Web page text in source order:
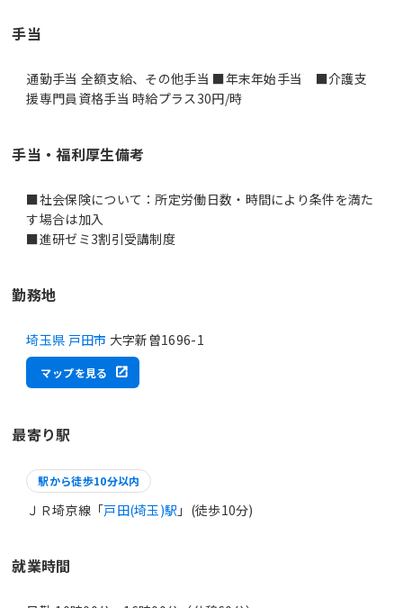
手当
通勤手当 全額支給、その他手当 ■年末年始手当 ■介護支
援専門員資格手当 時給プラス30円/時
手当・福利厚生備考
■社会保険について：所定労働日数・時間により条件を満た
す場合は加入
■進研ゼミ3割引受講制度
勤務地
埼玉県 戸田市 大字新曽1696-1
マップを見る
最寄り駅
駅から徒歩10分以内
ＪＲ埼京線「戸田(埼玉)駅 」(徒歩10分)
就業時間